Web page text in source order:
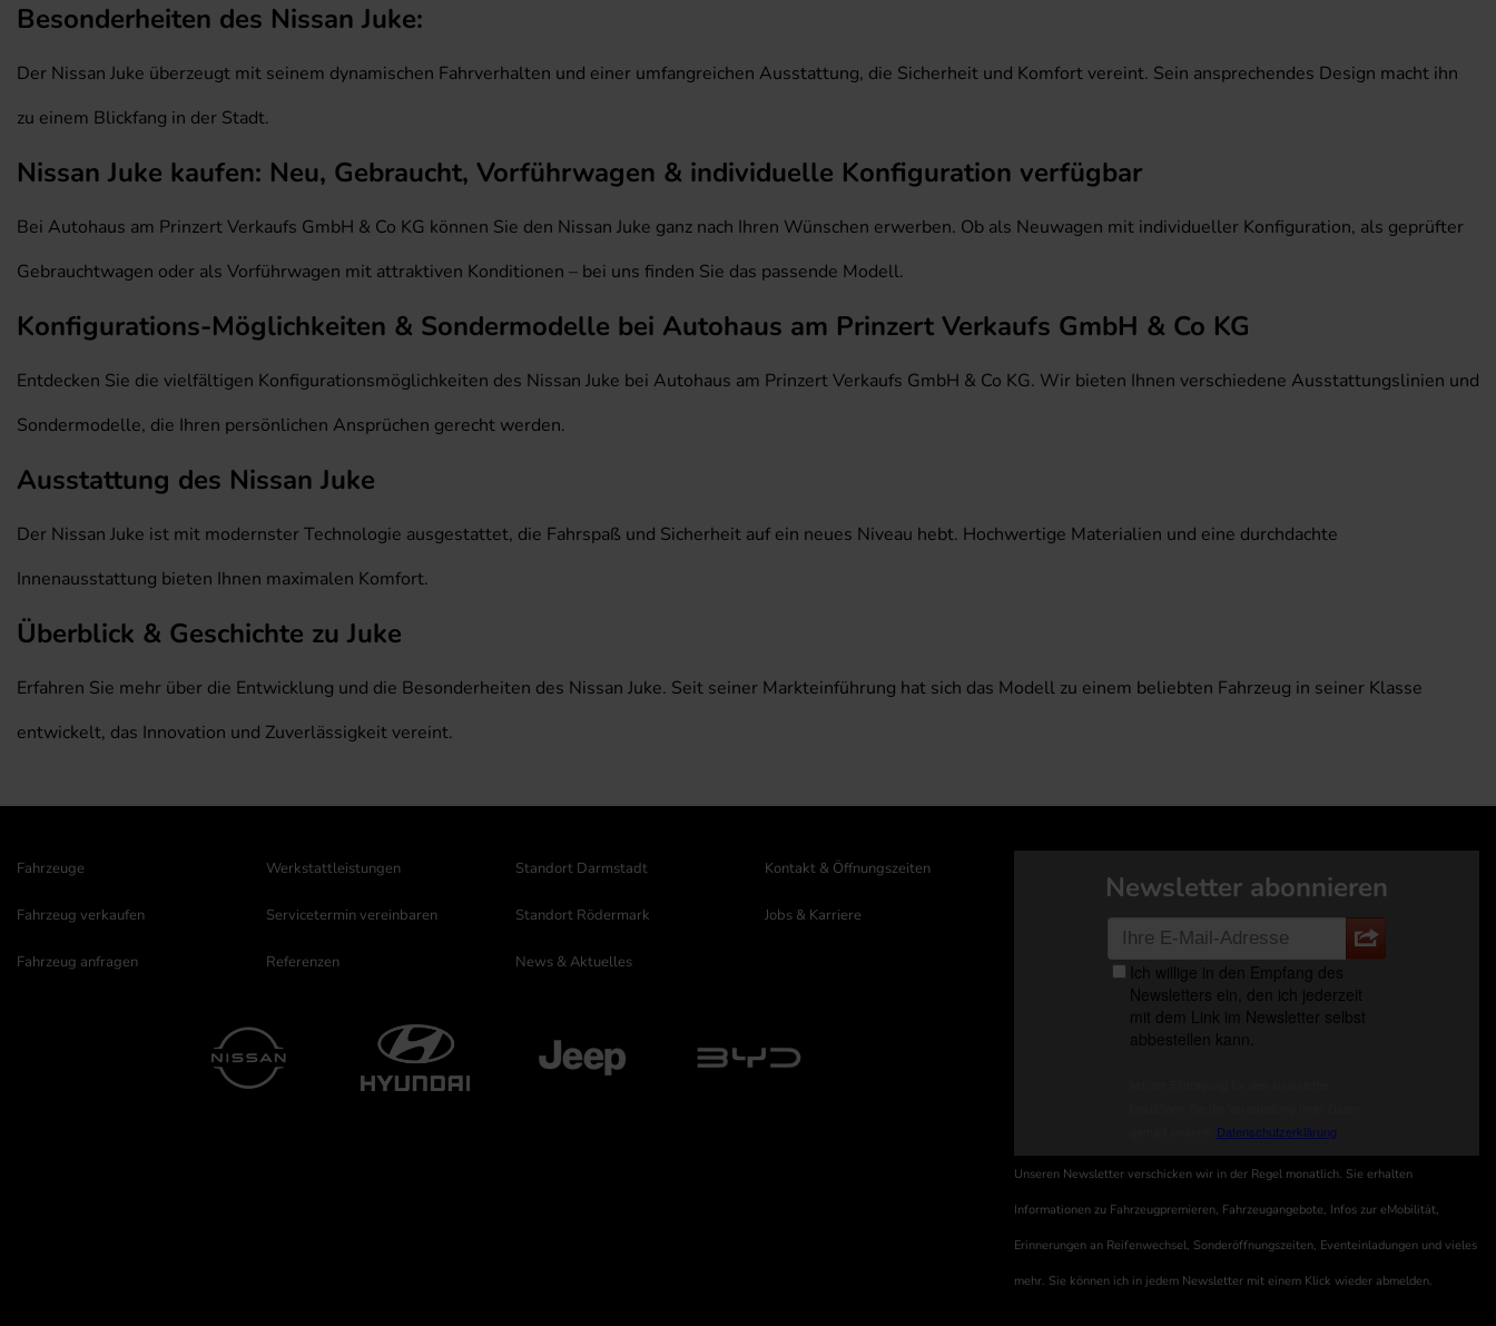
Besonderheiten des Nissan Juke:
Der Nissan Juke überzeugt mit seinem dynamischen Fahrverhalten und einer umfangreichen Ausstattung, die Sicherheit und Komfort vereint. Sein ansprechendes Design macht ihn
zu einem Blickfang in der Stadt.
Nissan Juke kaufen: Neu, Gebraucht, Vorführwagen & individuelle Konfiguration verfügbar
Bei Autohaus am Prinzert Verkaufs GmbH & Co KG können Sie den Nissan Juke ganz nach Ihren Wünschen erwerben. Ob als Neuwagen mit individueller Konfiguration, als geprüfter
Gebrauchtwagen oder als Vorführwagen mit attraktiven Konditionen – bei uns finden Sie das passende Modell.
Konfigurations-Möglichkeiten & Sondermodelle bei Autohaus am Prinzert Verkaufs GmbH & Co KG
Entdecken Sie die vielfältigen Konfigurationsmöglichkeiten des Nissan Juke bei Autohaus am Prinzert Verkaufs GmbH & Co KG. Wir bieten Ihnen verschiedene Ausstattungslinien und
Sondermodelle, die Ihren persönlichen Ansprüchen gerecht werden.
Ausstattung des Nissan Juke
Der Nissan Juke ist mit modernster Technologie ausgestattet, die Fahrspaß und Sicherheit auf ein neues Niveau hebt. Hochwertige Materialien und eine durchdachte
Innenausstattung bieten Ihnen maximalen Komfort.
Überblick & Geschichte zu Juke
Erfahren Sie mehr über die Entwicklung und die Besonderheiten des Nissan Juke. Seit seiner Markteinführung hat sich das Modell zu einem beliebten Fahrzeug in seiner Klasse
entwickelt, das Innovation und Zuverlässigkeit vereint.
Fahrzeuge
Fahrzeug verkaufen
Fahrzeug anfragen
Werkstattleistungen
Servicetermin vereinbaren
Referenzen
Standort Darmstadt
Standort Rödermark
News & Aktuelles
Kontakt & Öffnungszeiten
Jobs & Karriere
Newsletter abonnieren
Unseren Newsletter verschicken wir in der Regel monatlich. Sie erhalten
Informationen zu Fahrzeugpremieren, Fahrzeugangebote, Infos zur eMobilität,
Erinnerungen an Reifenwechsel, Sonderöffnungszeiten, Eventeinladungen und vieles
mehr. Sie können ich in jedem Newsletter mit einem Klick wieder abmelden.